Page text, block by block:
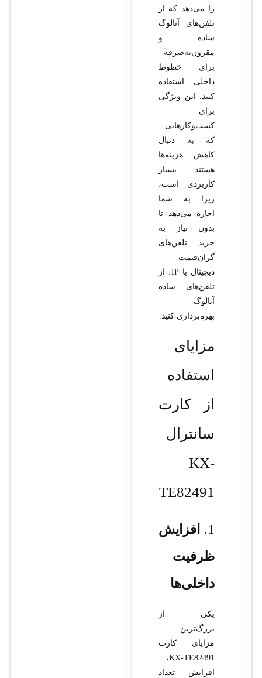
را می‌دهد که از
تلفن‌های آنالوگ
ساده و
مقرون‌به‌صرفه
برای خطوط
داخلی استفاده
کنید. این ویژگی
برای
کسب‌وکارهایی
که به دنبال
کاهش هزینه‌ها
هستند بسیار
کاربردی است،
زیرا به شما
اجازه می‌دهد تا
بدون نیاز به
خرید تلفن‌های
گران‌قیمت
دیجیتال یا IP، از
تلفن‌های ساده
آنالوگ
بهره‌برداری کنید.
مزایای
استفاده
از کارت
سانترال
KX-
TE82491
1.
افزایش
ظرفیت
داخلی‌ها
یکی از
بزرگ‌ترین
مزایای کارت
KX-TE82491،
افزایش تعداد